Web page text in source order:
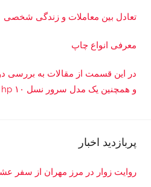
تعادل بین معاملات و زندگی شخصی
معرفی انواع چاپ
در این قسمت از مقالات به بررسی
و همچنین یک مدل سرور نسل ۱۰ hp پرداخته می شود :
پربازدید اخبار
روایت زوار در مرز مهران از سفر